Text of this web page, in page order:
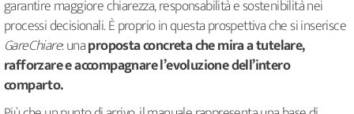
garantire maggiore chiarezza, responsabilità e sostenibilità nei
processi decisionali. È proprio in questa prospettiva che si inserisce
GareChiare: unaproposta concreta che mira a tutelare,
rafforzare e accompagnare l’evoluzione dell’intero
comparto.